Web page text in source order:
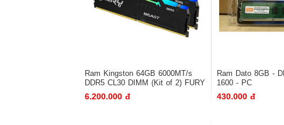
Ram Kingston 64GB 6000MT/s
DDR5 CL30 DIMM (Kit of 2) FURY
Beast RGB XMP
6.200.000 đ
Ram Dato 8GB -
1600 - PC
430.000 đ